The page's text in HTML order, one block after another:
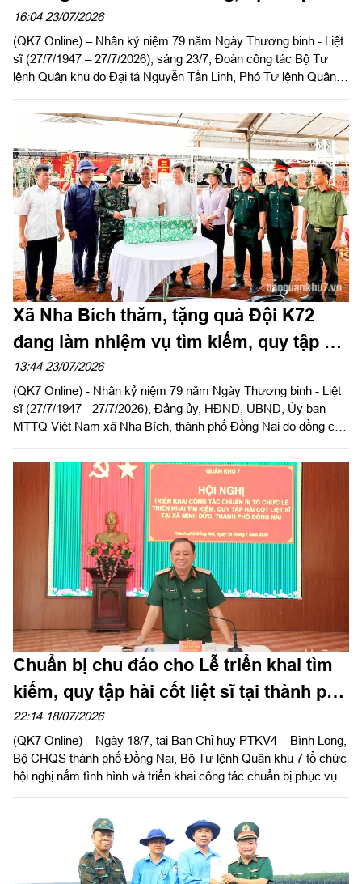
Đồng Nai
16:04 23/07/2026
(QK7 Online) – Nhân kỷ niệm 79 năm Ngày Thương binh - Liệt
sĩ (27/7/1947 – 27/7/2026), sáng 23/7, Đoàn công tác Bộ Tư
lệnh Quân khu do Đại tá Nguyễn Tấn Linh, Phó Tư lệnh Quân
dâng hoa, dâng hương tưởng niệm các anh hùng, liệt sĩ tại
Nghĩa trang Liệt sĩ TP Đồng Nai, Di tích Trung ương Cục miền
Nam (Chiến khu D) và Đền thờ liệt sĩ miền Đông Nam bộ.
Xã Nha Bích thăm, tặng quà Đội K72
đang làm nhiệm vụ tìm kiếm, quy tập hài
cốt liệt sĩ
13:44 23/07/2026
(QK7 Online) - Nhân kỷ niệm 79 năm Ngày Thương binh - Liệt
sĩ (27/7/1947 - 27/7/2026), Đảng ủy, HĐND, UBND, Ủy ban
MTTQ Việt Nam xã Nha Bích, thành phố Đồng Nai do đồng chí
viếng, dâng hương tưởng niệm các anh hùng liệt sĩ và thăm,
động viên cán bộ, chiến sĩ Đội K72 đang thực hiện nhiệm vụ tìm
kiếm, quy tập hài cốt liệt sĩ (HCLS) tại xã Minh Đức.
Chuẩn bị chu đáo cho Lễ triển khai tìm
kiếm, quy tập hài cốt liệt sĩ tại thành phố
Đồng Nai
22:14 18/07/2026
(QK7 Online) – Ngày 18/7, tại Ban Chỉ huy PTKV4 – Bình Long,
Bộ CHQS thành phố Đồng Nai, Bộ Tư lệnh Quân khu 7 tổ chức
hội nghị nắm tình hình và triển khai công tác chuẩn bị phục vụ
Thường vụ Đảng ủy, Phó Chính ủy Quân khu, Trưởng ban Chỉ
đạo tìm kiếm, quy tập và xác định danh tính HCLS (Ban Chỉ
đạo) Quân khu 7 chủ trì.